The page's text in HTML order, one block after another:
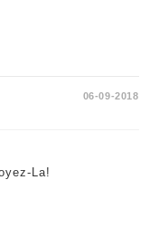
06-09-2018
La!